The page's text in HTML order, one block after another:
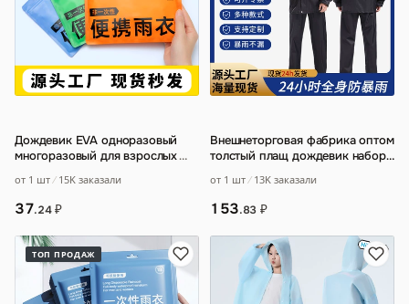
Дождевик EVA одноразовый
многоразовый для взрослых…
от 1 шт 15K заказали
37.24₽
Внешнеторговая фабрика оптом
толстый плащ дождевик набор
анти-л …
от 1 шт 13K заказали
153.83 ₽
ТОП ПРОДАЖ